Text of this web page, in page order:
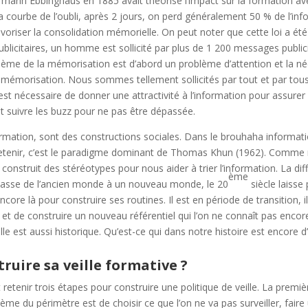
courbe de l’oubli, après 2 jours, on perd généralement 50 % de
la consolidation mémorielle. On peut noter que cette loi a
un homme est sollicité par plus de 1 200 messages
de la mémorisation est d’abord un problème d’attention et la
Nous sommes tellement sollicités par tout et par
nécessaire de donner une attractivité à l’information pour
suivre les buzz pour ne pas être dépassée.
sont des constructions sociales. Dans le brouhaha
c’est le paradigme dominant de Thomas Khun (1962). Comme
des stéréotypes pour nous aider à trier l’information. La
de l’ancien monde à un nouveau monde, le 20
ème
siècle laisse
là pour construire ses routines. Il est en période de transition,
de construire un nouveau référentiel qui l’on ne connaît pas
est aussi historique. Qu’est-ce qui dans notre histoire est encore
sa veille formative ?
trois étapes pour construire une politique de veille. La
du périmètre est de choisir ce que l’on ne va pas surveiller, faire